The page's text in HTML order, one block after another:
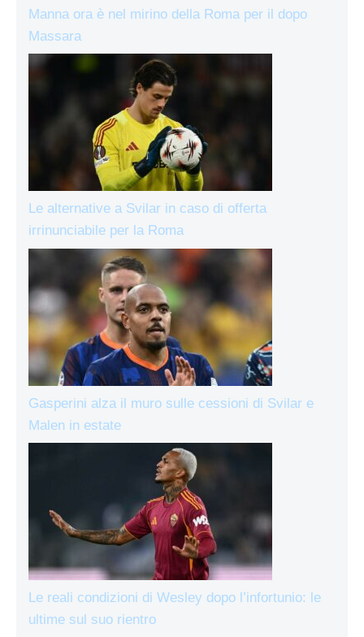
Manna ora è nel mirino della Roma per il dopo
Massara
Le alternative a Svilar in caso di offerta
irrinunciabile per la Roma
Gasperini alza il muro sulle cessioni di Svilar e
Malen in estate
Le reali condizioni di Wesley dopo l’infortunio: le
ultime sul suo rientro